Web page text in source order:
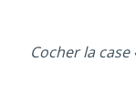
Cocher la